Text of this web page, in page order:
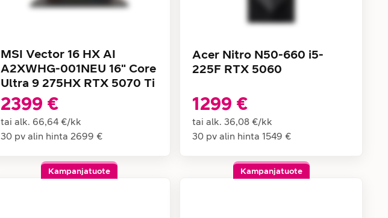
MSI Vector 16 HX AI
A2XWHG-001NEU 16" Core
Ultra 9 275HX RTX 5070 Ti
2399 €
tai alk. 66,64 €/kk
30 pv alin hinta 2699 €
Acer Nitro N50-660 i5-
225F RTX 5060
1299 €
tai alk. 36,08 €/kk
30 pv alin hinta 1549 €
Kampanjatuote Kampanjatuote